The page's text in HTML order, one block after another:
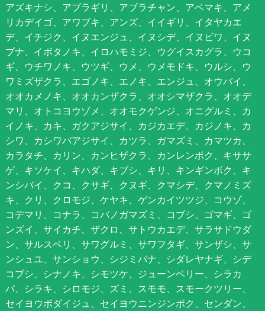
アズキナシ、アブラギリ、アブラチャン、アベマキ、アメ
リカデイゴ、アワブキ、アンズ、イイギリ、イタヤカエ
デ、イチジク、イヌエンジュ、イヌシデ、イヌビワ、イヌ
ブナ、イボタノキ、イロハモミジ、ウグイスカグラ、ウコ
ギ、ウチワノキ、ウツギ、ウメ、ウメモドキ、ウルシ、ウ
ワミズザクラ、エゴノキ、エノキ、エンジュ、オウバイ、
オオカメノキ、オオカンザクラ、オオシマザクラ、オオデ
マリ、オトコヨウゾメ、オオモクゲンジ、オニグルミ、カ
イノキ、カキ、ガクアジサイ、カジカエデ、カジノキ、カ
シワ、カシワバアジサイ、カツラ、ガマズミ、カマツカ、
カラタチ、カリン、カンヒザクラ、カンレンボク、キササ
ゲ、キソケイ、キハダ、キブシ、キリ、キンギンボク、キ
ンシバイ、クコ、クサギ、クヌギ、クマシデ、クマノミズ
キ、クリ、クロモジ、ケヤキ、ゲンカイツツジ、コウゾ、
コデマリ、コナラ、コバノガマズミ、コブシ、ゴマギ、ゴ
ンズイ、サイカチ、ザクロ、サトウカエデ、サラサドウダ
ン、サルスベリ、サワグルミ、サワフタギ、サンザシ、サ
ンシュユ、サンショウ、シジミバナ、シダレヤナギ、シデ
コブシ、シナノキ、シモツケ、ジューンベリー、シラカ
バ、シラキ、シロモジ、ズミ、スモモ、スモークツリー、
セイヨウボダイジュ、セイヨウニンジンボク、センダン、